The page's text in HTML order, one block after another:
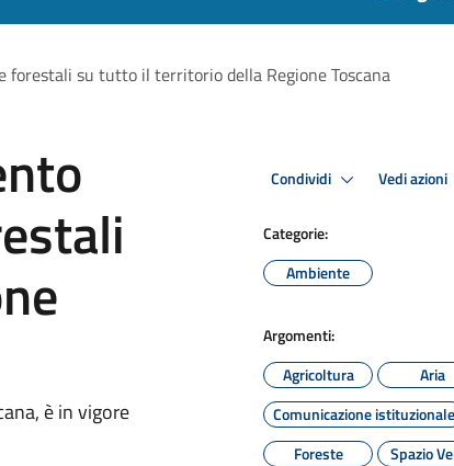
forestali su tutto il territorio della Regione Toscana
è in vigore
Condividi Vedi azioni
Categorie:
Ambiente
Argomenti:
Agricoltura
Aria
Comunicazione istituzionale
Foreste
Spazio